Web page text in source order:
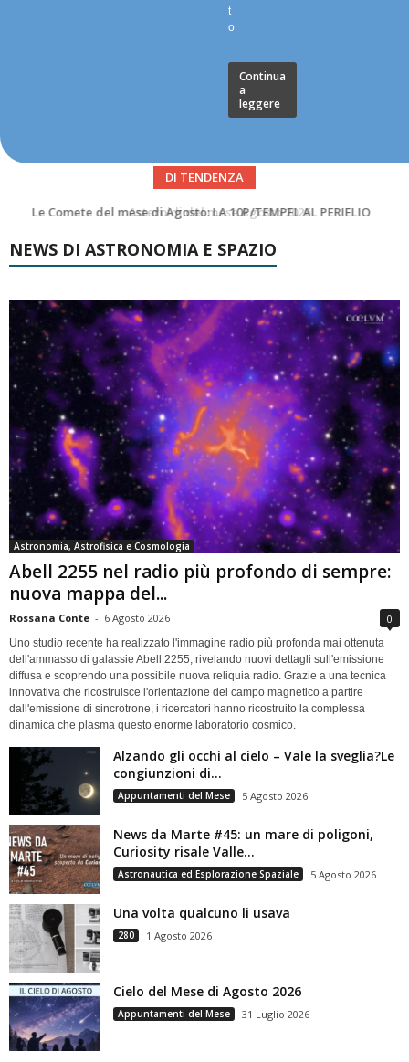
t
o
.
Continua
a
leggere
DI TENDENZA
Asteroidi del mese Agosto 2026
NEWS DI ASTRONOMIA E SPAZIO
Astronomia, Astrofisica e Cosmologia
Abell 2255 nel radio più profondo di sempre:
nuova mappa del...
Rossana Conte - 6 Agosto 2026 0
Uno studio recente ha realizzato l'immagine radio più profonda mai ottenuta
dell'ammasso di galassie Abell 2255, rivelando nuovi dettagli sull'emissione
diffusa e scoprendo una possibile nuova reliquia radio. Grazie a una tecnica
innovativa che ricostruisce l'orientazione del campo magnetico a partire
dall'emissione di sincrotrone, i ricercatori hanno ricostruito la complessa
dinamica che plasma questo enorme laboratorio cosmico.
Alzando gli occhi al cielo – Vale la sveglia?Le
congiunzioni di...
Appuntamenti del Mese 5 Agosto 2026
News da Marte #45: un mare di poligoni,
Curiosity risale Valle...
Astronautica ed Esplorazione Spaziale 5 Agosto 2026
Una volta qualcuno li usava
280 1 Agosto 2026
Cielo del Mese di Agosto 2026
Appuntamenti del Mese 31 Luglio 2026